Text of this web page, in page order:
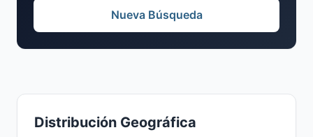
Distribución Geográfica
Nueva Búsqueda